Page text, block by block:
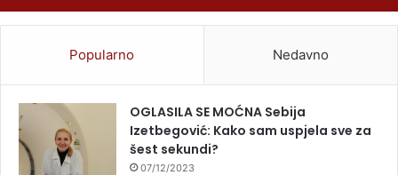
Popularno Nedavno
OGLASILA SE MOĆNA Sebija
Izetbegović: Kako sam uspjela sve za
šest sekundi?
07/12/2023